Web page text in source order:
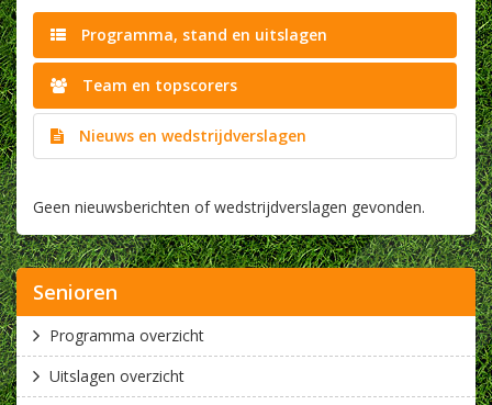
Programma, stand en uitslagen
Team en topscorers
Nieuws en wedstrijdverslagen
Geen nieuwsberichten of wedstrijdverslagen gevonden.
Senioren
Programma overzicht
Uitslagen overzicht